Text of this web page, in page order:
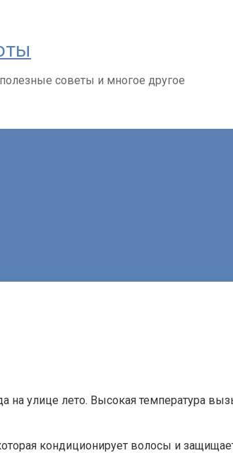
советы и многое другое
на улице лето. Высокая температура
кондиционирует волосы и